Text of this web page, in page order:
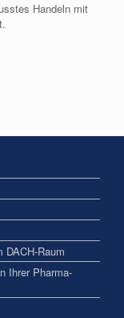
Handeln mit
Raum
Ihrer Pharma-